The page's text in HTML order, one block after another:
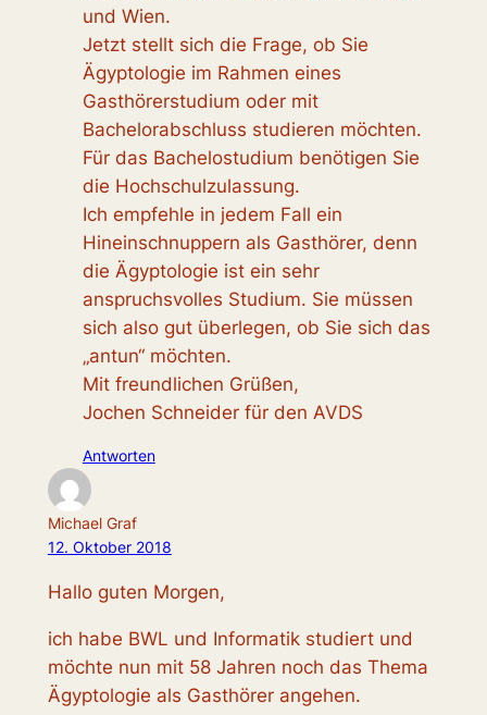
und Wien.
Jetzt stellt sich die Frage, ob Sie
Ägyptologie im Rahmen eines
Gasthörerstudium oder mit
Bachelorabschluss studieren möchten.
Für das Bachelostudium benötigen Sie
die Hochschulzulassung.
Ich empfehle in jedem Fall ein
Hineinschnuppern als Gasthörer, denn
die Ägyptologie ist ein sehr
anspruchsvolles Studium. Sie müssen
sich also gut überlegen, ob Sie sich das
„antun“ möchten.
Mit freundlichen Grüßen,
Jochen Schneider für den AVDS
Antworten
Michael Graf
12. Oktober 2018
Hallo guten Morgen,
ich habe BWL und Informatik studiert und
möchte nun mit 58 Jahren noch das Thema
Ägyptologie als Gasthörer angehen.